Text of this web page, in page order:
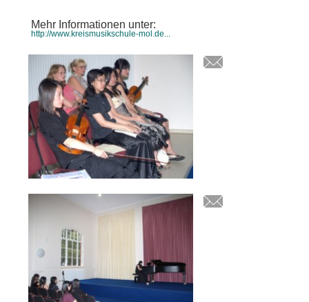
Mehr Informationen unter:
http://www.kreismusikschule-mol.de...